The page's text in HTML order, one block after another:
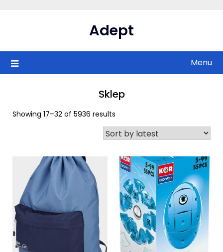
Adept
Menu
Sklep
Showing 17–32 of 5936 results